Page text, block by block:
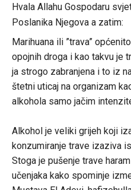
Hvala Allahu Gospodaru
Poslanika Njegova a zatim:
Marihuana ili ”trava”
opojnih droga i kao takvu je
ja strogo zabranjena i to iz
štetni uticaj na organizam
alkohola samo jačim
Alkohol je veliki grijeh koji
konzumiranje trave izaziva
Stoga je pušenje trave
učenjaka kako spominje